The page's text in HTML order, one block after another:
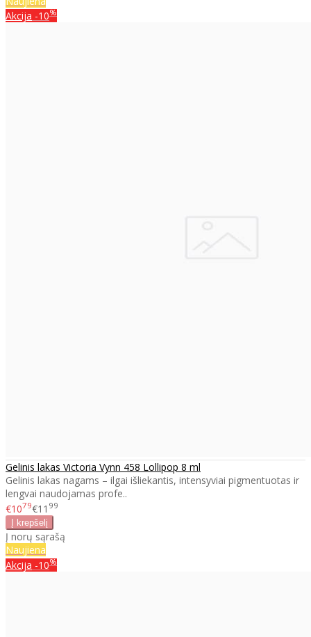
Akcija -10%
Gelinis lakas Victoria Vynn 458 Lollipop 8 ml
Gelinis lakas nagams – ilgai išliekantis, intensyviai pigmentuotas ir
lengvai naudojamas profe..
€1079€11 99
Į norų sąrašą
Naujiena
Akcija -10%